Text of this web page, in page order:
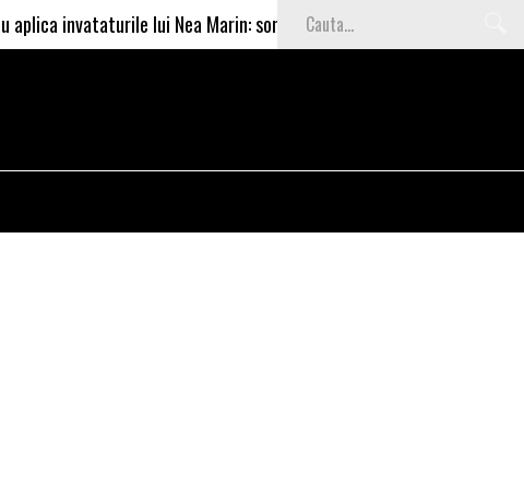
lui Nea Marin: somajul mare e o garantie pentru investitori